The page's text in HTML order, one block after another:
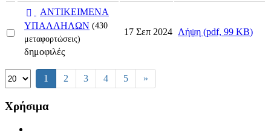
Select
d
ΑΝΤΙΚΕΙΜΕΝΑ
ΥΠΑΛΛΗΛΩΝ (430
μεταφορτώσεις)
δημοφιλές
17 Σεπ 2024 Λήψη (pdf, 99 KB)
Select
the
of
1 2 3 4 5 »
Χρήσιμα